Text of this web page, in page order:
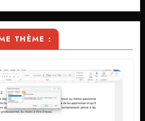
THÈME :